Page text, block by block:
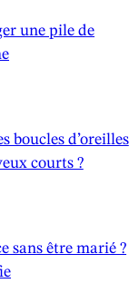
une pile de
boucles d’oreilles
courts ?
sans être marié ?